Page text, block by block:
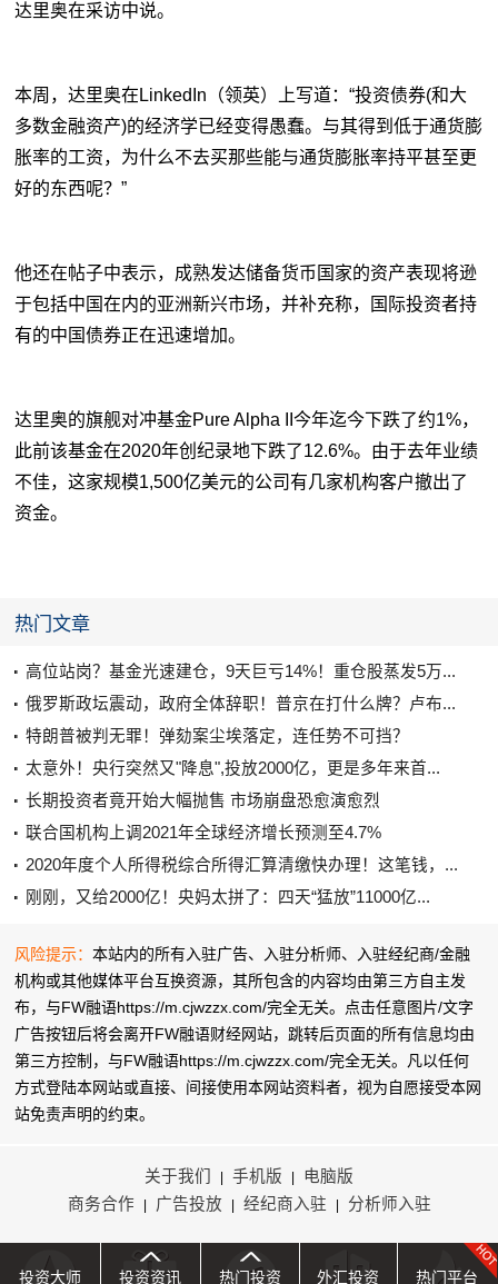
达里奥在采访中说。
本周，达里奥在LinkedIn（领英）上写道：“投资债券(和大
多数金融资产)的经济学已经变得愚蠢。与其得到低于通货膨
胀率的工资，为什么不去买那些能与通货膨胀率持平甚至更
好的东西呢？”
他还在帖子中表示，成熟发达储备货币 国家的资产表现将逊
于包括中国在内的亚洲新兴市场，并补充称，国际投资者持
有的中国债券正在迅速增加。
达里奥的旗舰对冲基金Pure Alpha II今年迄今下跌了约1%，
此前该基金在2020年创纪录地下跌了12.6%。由于去年业绩
不佳，这家规模1,500亿美元的公司有几家机构客户撤出了
资金。
热门文章
高位站岗？基金光速建仓，9天巨亏14%！重仓股蒸发5万...
俄罗斯政坛震动，政府全体辞职！普京在打什么牌？卢布...
特朗普被判无罪！弹劾案尘埃落定，连任势不可挡？
太意外！央行突然又"降息",投放2000亿，更是多年来首...
长期投资者竟开始大幅抛售 市场崩盘恐愈演愈烈
联合国机构上调2021年全球经济增长预测至4.7%
2020年度个人所得税综合所得汇算清缴快办理！这笔钱，...
刚刚，又给2000亿！央妈太拼了：四天“猛放”11000亿...
风险提示：本站内的所有入驻广告、入驻分析师、入驻经纪商/金融
机构或其他媒体平台互换资源，其所包含的内容均由第三方自主发
布，与FW融语https://m.cjwzzx.com/完全无关。点击任意图片/文字
广告按钮后将会离开FW融语财经网站，跳转后页面的所有信息均由
第三方控制，与FW融语https://m.cjwzzx.com/完全无关。凡以任何
方式登陆本网站或直接、间接使用本网站资料者，视为自愿接受本网
站免责声明的约束。
关于我们 | 手机版 |
电脑版
商务合作
| 广告投放 | 经纪商入驻 | 分析师入驻
投资大师 投资资讯 热门投资 外汇投资 热门平台